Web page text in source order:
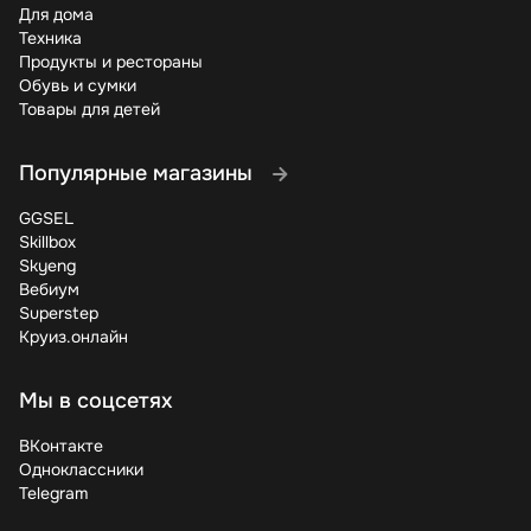
менеджеров.
Даже без промокодов в Вебиум можно получить ценные
знания бесплатно. На платформе регулярно появляются
открытые уроки, вебинары и пробные занятия. Это
отличная возможность познакомиться с форматом
Обучение – инвестиция в себя, но это не значит, что
нужно переплачивать. С нашими купонами и
промокодами Вебиум вы получаете доступ к
качественным знаниям по оптимальной цене. Не
упускайте возможность сэкономить – проверяйте акции
регулярно и учитесь с выгодой!
Для дома
Техника
Продукты и рестораны
Обувь и сумки
Товары для детей
Популярные магазины
GGSEL
Skillbox
Skyeng
Вебиум
Superstep
Круиз.онлайн
Мы в соцсетях
ВКонтакте
Одноклассники
Telegram